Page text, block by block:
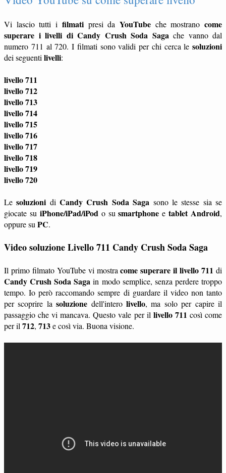
Vi lascio tutti i filmatipresi da YouTubeche mostranocome
superare i livelli di Candy Crush Soda Saga che vanno dal
numero 711 al 720. I filmati sono validi per chi cerca le soluzioni
dei seguenti livelli:
livello 711
livello 712
livello 713
livello 714
livello 715
livello 716
livello 717
livello 718
livello 719
livello 720
Lesoluzioni diCandy Crush Soda Saga sono le stesse sia se
giocate su iPhone/iPad/iPod o susmartphone etablet Android,
oppure su PC.
Video soluzione Livello 711 Candy Crush Soda Saga
Il primo filmato YouTube vi mostracome superare il livello 711 di
Candy Crush Soda Saga in modo semplice, senza perdere troppo
tempo. Io però raccomando sempre di guardare il video non tanto
per scoprire lasoluzione dell'interolivello, ma solo per capire il
passaggio che vi mancava. Questo vale per il livello 711 così come
per il 712, 713e così via. Buona visione.